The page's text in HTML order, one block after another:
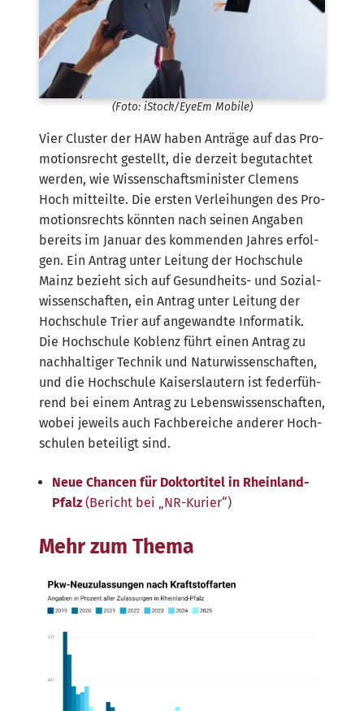
(Foto: iStock/​EyeEm Mobile)
Vier Clus­ter der HAW haben Anträ­ge auf das Pro­
mo­ti­ons­recht gestellt, die der­zeit begut­ach­tet
wer­den, wie Wis­sen­schafts­mi­nis­ter Cle­mens
Hoch mit­teil­te. Die ers­ten Ver­lei­hun­gen des Pro­
mo­ti­ons­rechts könn­ten nach sei­nen Anga­ben
bereits im Janu­ar des kom­men­den Jah­res erfol­
gen. Ein Antrag unter Lei­tung der Hoch­schu­le
Mainz bezieht sich auf Gesund­heits- und Sozi­al­
wis­sen­schaf­ten, ein Antrag unter Lei­tung der
Hoch­schu­le Trier auf ange­wand­te Infor­ma­tik.
Die Hoch­schu­le Koblenz führt einen Antrag zu
nach­hal­ti­ger Tech­nik und Natur­wis­sen­schaf­ten,
und die Hoch­schu­le Kai­sers­lau­tern ist feder­füh­
rend bei einem Antrag zu Lebens­wis­sen­schaf­ten,
wobei jeweils auch Fach­be­rei­che ande­rer Hoch­
schu­len betei­ligt sind.
Neue Chan­cen für Dok­tor­ti­tel in Rhein­land-
Pfalz (Bericht bei „NR-Kurier“)
Mehr zum Thema